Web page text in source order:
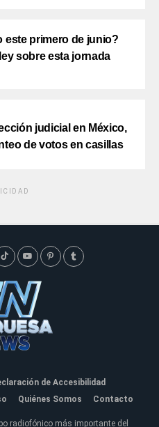
este primero de junio?
sobre esta jornada
judicial en México,
de votos en casillas
de Accesibilidad
Quiénes Somos Contacto
radiofónico más importante del